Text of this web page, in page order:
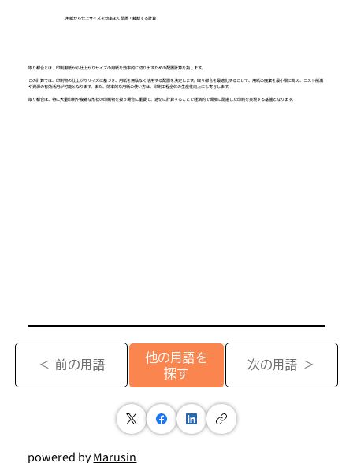
用紙から仕上サイズを効率よく配置・裁断する計算
取り都合とは、印刷用紙から仕上がりサイズの用紙を効率的に切り出すための配置計算を指します。
この計算では、印刷物の仕上がりサイズに基づき、用紙を無駄なく活用する配置を決定します。取り都合を最適化することで、用紙の廃棄を最小限に抑え、コスト削減
や資源の有効活用が可能となります。また、効率的な用紙の使い方は、印刷工程全体の生産性向上にも寄与します。
取り都合は、特に大量印刷や複雑な形状の印刷物を扱う場合に重要で、適切に計算することで経済的で環境に配慮した印刷を実現する基盤となります。
＜ 前の用語
他の用語を
探す
次の用語 ＞
powered byMarusin